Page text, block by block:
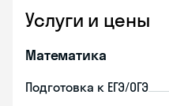
Услуги и цены
Математика
Подготовка к ЕГЭ/ОГЭ